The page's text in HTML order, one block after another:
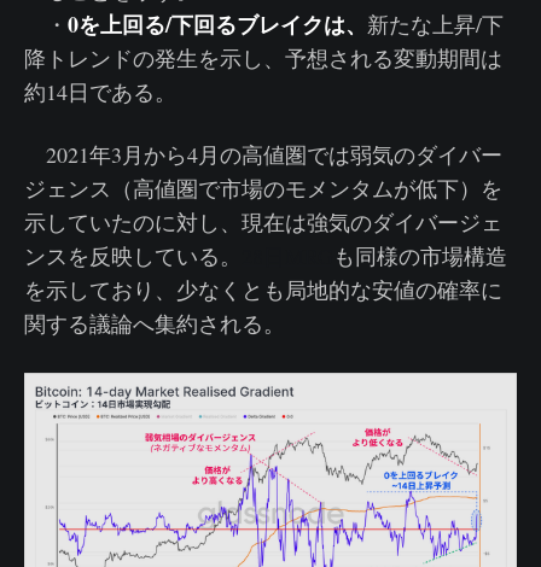
・ 0を上回る/下回るブレイクは、 新たな上昇/下
降トレンドの発生を示し、予想される変動期間は
約14日である。
2021年3月から4月の高値圏では弱気のダイバー
ジェンス（高値圏で市場のモメンタムが低下）を
示していたのに対し、現在は強気のダイバージェ
ンスを反映している。
も同様の市場構造
を示しており、少なくとも局地的な安値の確率に
関する議論へ集約される。